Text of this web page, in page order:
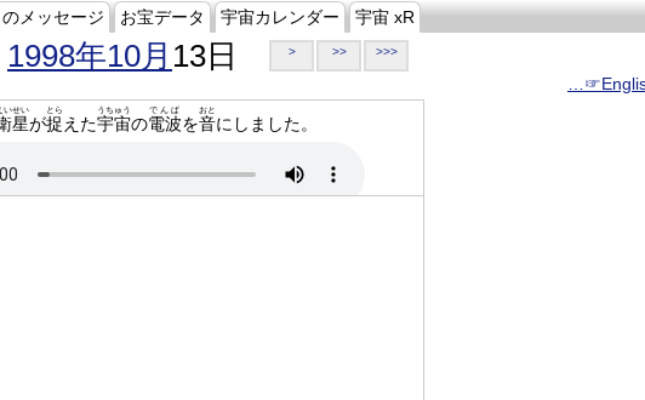
メッセージ お宝データ 宇宙カレンダー 宇宙 xR
1998年10月 13日 > >> >>>
星
いせい
が捉
とら
えた宇宙
うちゅう
の電波
でんぱ
を音
おと
にしました。